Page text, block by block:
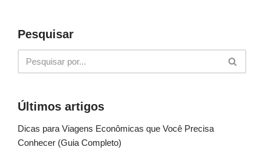
Pesquisar
Últimos artigos
Dicas para Viagens Econômicas que Você Precisa
Conhecer (Guia Completo)